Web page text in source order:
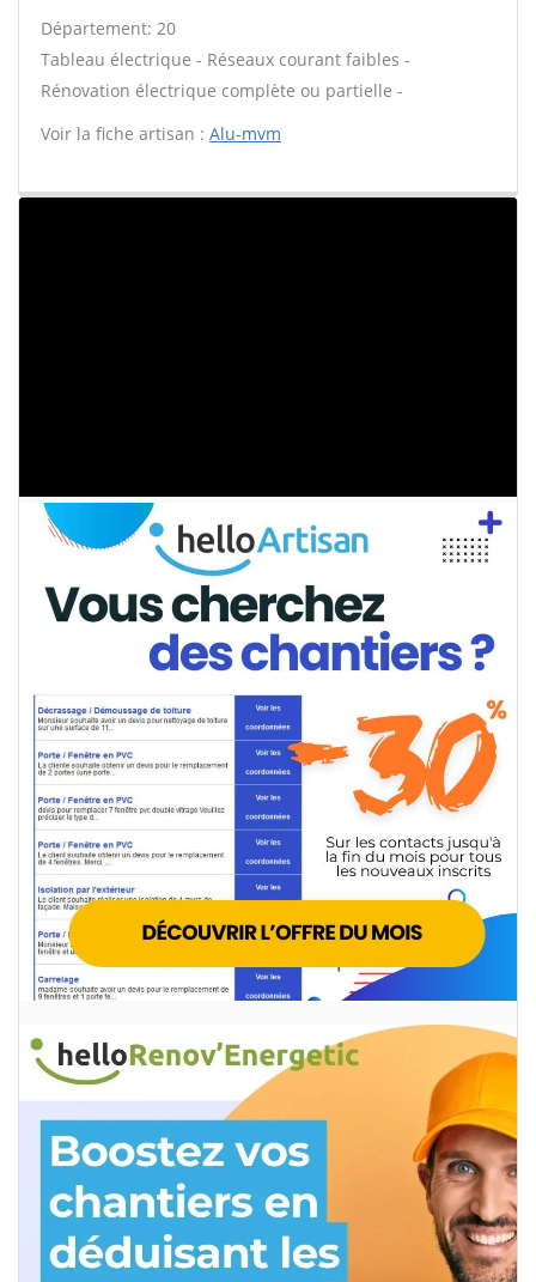
Département: 20
Tableau électrique - Réseaux courant faibles -
Rénovation électrique complète ou partielle -
Voir la fiche artisan : Alu-mvm